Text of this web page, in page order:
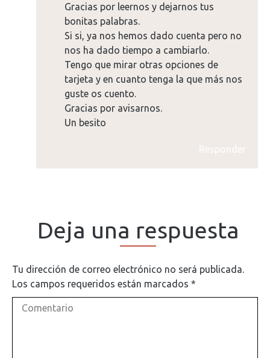
Gracias por leernos y dejarnos tus
bonitas palabras.
Si si, ya nos hemos dado cuenta pero no
nos ha dado tiempo a cambiarlo.
Tengo que mirar otras opciones de
tarjeta y en cuanto tenga la que más nos
guste os cuento.
Gracias por avisarnos.
Un besito
Responder
Deja una respuesta
Tu dirección de correo electrónico no será publicada.
Los campos requeridos están marcados *
Comentario